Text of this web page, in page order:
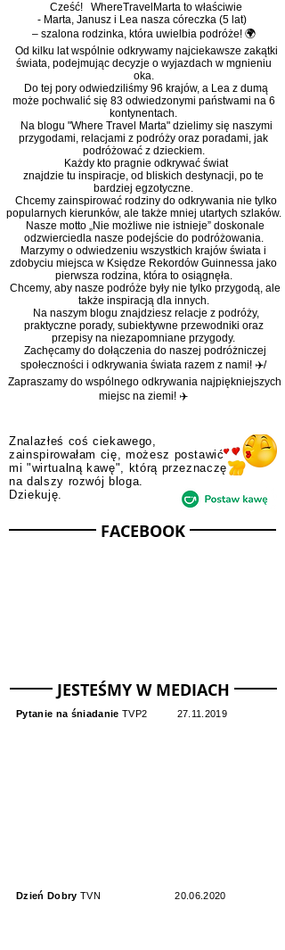
Cześć! WhereTravelMarta to właściwie
- Marta, Janusz i Lea nasza córeczka (5 lat)
– szalona rodzinka, która uwielbia podróże! 🌍
Od kilku lat wspólnie odkrywamy najciekawsze zakątki
świata, podejmując decyzje o wyjazdach w mgnieniu
oka.
Do tej pory odwiedziliśmy 96 krajów, a Lea z dumą
może pochwalić się 83 odwiedzonymi państwami na 6
kontynentach.
Na blogu "Where Travel Marta" dzielimy się naszymi
przygodami, relacjami z podróży oraz poradami, jak
podróżować z dzieckiem.
Każdy kto pragnie odkrywać świat
znajdzie tu inspiracje, od bliskich destynacji, po te
bardziej egzotyczne.
Chcemy zainspirować rodziny do odkrywania nie tylko
popularnych kierunków, ale także mniej utartych szlaków.
Nasze motto „Nie możliwe nie istnieje” doskonale
odzwierciedla nasze podejście do podróżowania.
Marzymy o odwiedzeniu wszystkich krajów świata i
zdobyciu miejsca w Księdze Rekordów Guinnessa jako
pierwsza rodzina, która to osiągnęła.
Chcemy, aby nasze podróże były nie tylko przygodą, ale
także inspiracją dla innych.
Na naszym blogu znajdziesz relacje z podróży,
praktyczne porady, subiektywne przewodniki oraz
przepisy na niezapomniane przygody.
Zachęcamy do dołączenia do naszej podróżniczej
społeczności i odkrywania świata razem z nami! ✈️/
Znalazłeś coś ciekawego,
zainspirowałam cię, możesz postawić
mi "wirtualną kawę", którą przeznaczę
JESTEŚMY W MEDIACH